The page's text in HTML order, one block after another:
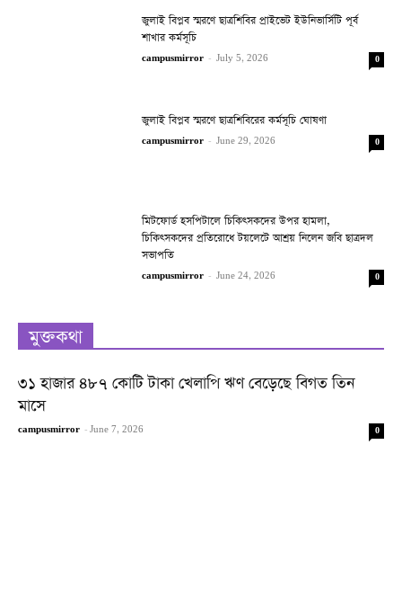
জুলাই বিপ্লব স্মরণে ছাত্রশিবির প্রাইভেট ইউনিভার্সিটি পূর্ব
শাখার কর্মসূচি
campusmirror - July 5, 2026 0
জুলাই বিপ্লব স্মরণে ছাত্রশিবিরের কর্মসূচি ঘোষণা
campusmirror - June 29, 2026 0
মিটফোর্ড হসপিটালে চিকিৎসকদের উপর হামলা,
চিকিৎসকদের প্রতিরোধে টয়লেটে আশ্রয় নিলেন জবি ছাত্রদল
সভাপতি
campusmirror - June 24, 2026 0
মুক্তকথা
৩১ হাজার ৪৮৭ কোটি টাকা খেলাপি ঋণ বেড়েছে বিগত তিন
মাসে
campusmirror - June 7, 2026 0